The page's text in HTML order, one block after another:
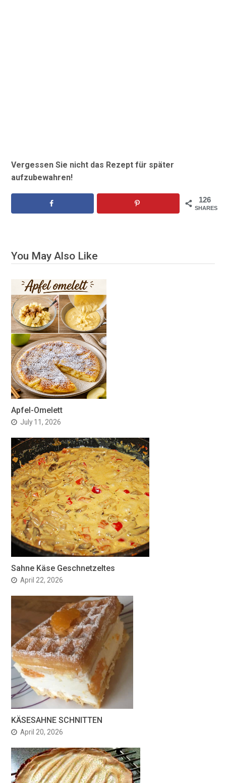
Vergessen Sie nicht das Rezept für später
aufzubewahren!
126
SHARES
You May Also Like
Apfel-Omelett
July 11, 2026
Sahne Käse Geschnetzeltes
April 22, 2026
KÄSESAHNE SCHNITTEN
April 20, 2026